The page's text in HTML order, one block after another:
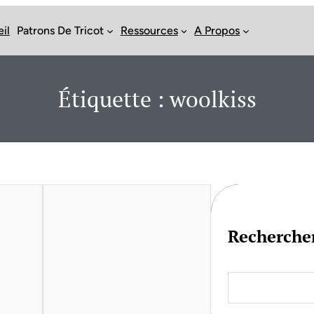
Patrons De Tricot Ressources A Propos
Étiquette :woolkiss
a